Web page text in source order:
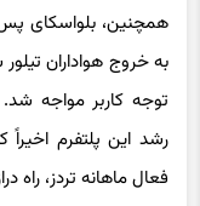
به خروج هواداران
توجه کاربر مواجه شد.
فعال ماهانه تردز، راه